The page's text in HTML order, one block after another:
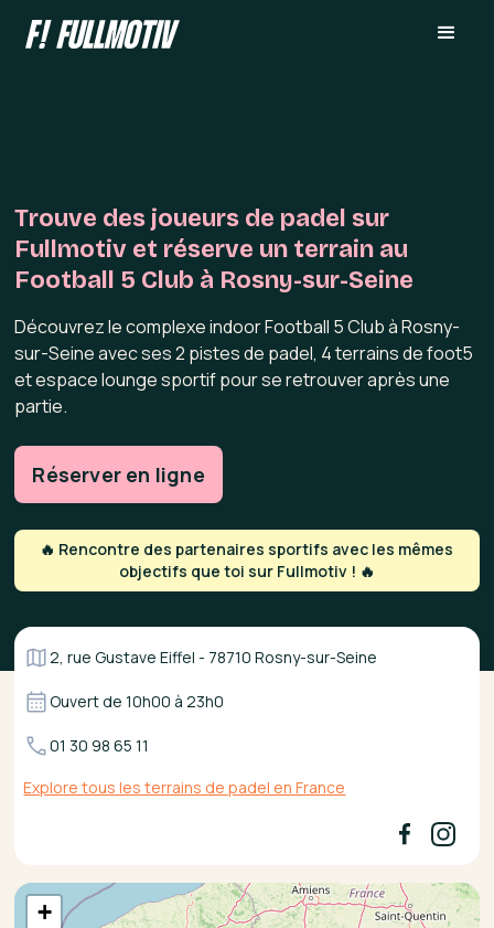
Trouve des joueurs de padel sur
Fullmotiv et réserve un terrain au
Football 5 Club à Rosny-sur-Seine
Découvrez le complexe indoor Football 5 Club à Rosny-
sur-Seine avec ses 2 pistes de padel, 4 terrains de foot5
et espace lounge sportif pour se retrouver après une
partie.
Réserver en ligne
🔥 Rencontre des partenaires sportifs avec les mêmes
objectifs que toi sur Fullmotiv ! 🔥
2, rue Gustave Eiffel - 78710 Rosny-sur-Seine
Ouvert de10h00 à23h0
01 30 98 65 11
Explore tous les terrains de padel en France
+